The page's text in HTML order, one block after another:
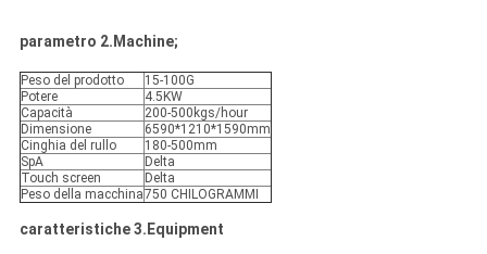
parametro 2.Machine;
Peso del prodotto
15-100G
Potere
4.5KW
Capacità
200-500kgs/hour
Dimensione
6590*1210*1590mm
Cinghia del rullo
180-500mm
SpA
Delta
Touch screen
Delta
Peso della macchina750 CHILOGRAMMI
caratteristiche 3.Equipment